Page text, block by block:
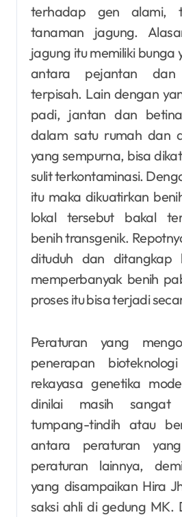
terhadap gen alami,
tanaman jagung.
jagung itu memiliki bunga
antara pejantan
terpisah. Lain dengan
padi, jantan dan
dalam satu rumah dan
yang sempurna, bisa
sulit terkontaminasi.
itu maka dikuatirkan
lokal tersebut bakal
benih transgenik.
dituduh dan ditangkap
memperbanyak benih
proses itu bisa terjadi
Peraturan yang
penerapan
rekayasa genetika
dinilai masih sangat
tumpang-tindih atau
antara peraturan
peraturan lainnya,
yang disampaikan Hira
saksi ahli di gedung MK.